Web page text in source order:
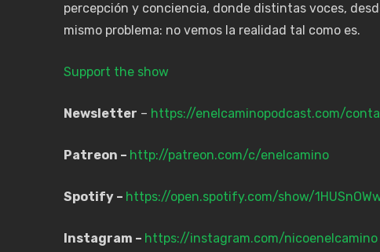
percepción y conciencia, donde distintas voces,
mismo problema: no vemos la realidad tal como es.
Support the show
Newsletter – https://enelcaminopodcast.com/
Patreon – http://patreon.com/c/enelcamino
Spotify – https://open.spotify.com/show/
Instagram – https://instagram.com/nicoenelcamino